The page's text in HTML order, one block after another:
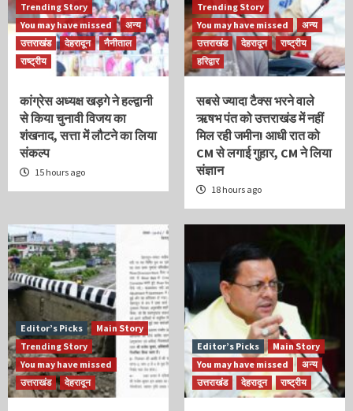
Trending Story
You may have missed
अन्य
उत्तराखंड
देहरादून
नैनीताल
राष्ट्रीय
कांग्रेस अध्यक्ष खड़गे ने हल्द्वानी
से किया चुनावी विजय का
शंखनाद, सत्ता में लौटने का लिया
संकल्प
15 hours ago
Trending Story
You may have missed
अन्य
उत्तराखंड
देहरादून
राष्ट्रीय
हरिद्वार
सबसे ज्यादा टैक्स भरने वाले
ऋषभ पंत को उत्तराखंड में नहीं
मिल रही जमीन! आधी रात को
CM से लगाई गुहार, CM ने लिया
संज्ञान
18 hours ago
Editor’s Picks
Main Story
Trending Story
You may have missed
उत्तराखंड
देहरादून
Editor’s Picks
Main Story
You may have missed
अन्य
उत्तराखंड
देहरादून राष्ट्रीय